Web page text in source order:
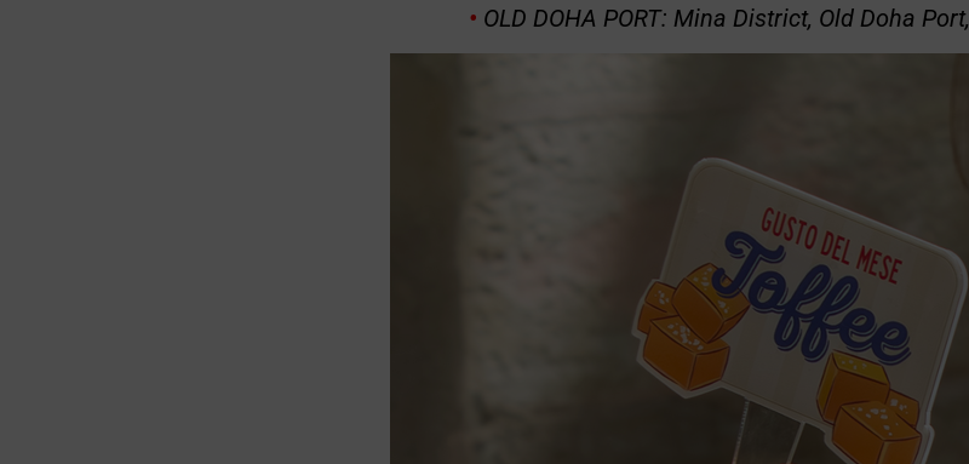
• OLD DOHA PORT: Mina District, Old Doha Port,